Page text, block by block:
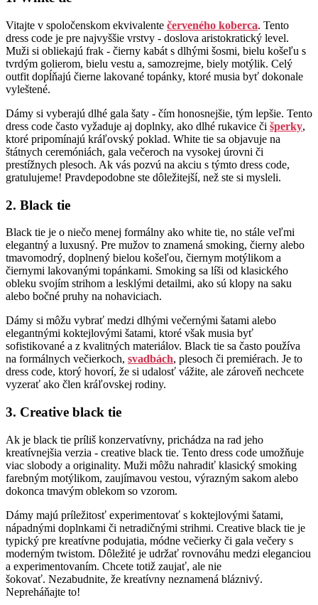
Vitajte v spoločenskom ekvivalente červeného koberca. Tento
dress code je pre najvyššie vrstvy - doslova aristokratický level.
Muži si obliekajú frak - čierny kabát s dlhými šosmi, bielu košeľu s
tvrdým golierom, bielu vestu a, samozrejme, biely motýlik. Celý
outfit dopĺňajú čierne lakované topánky, ktoré musia byť dokonale
vyleštené.
Dámy si vyberajú dlhé gala šaty - čím honosnejšie, tým lepšie. Tento
dress code často vyžaduje aj doplnky, ako dlhé rukavice či šperky,
ktoré pripomínajú kráľovský poklad. White tie sa objavuje na
štátnych ceremóniách, gala večeroch na vysokej úrovni či
prestížnych plesoch. Ak vás pozvú na akciu s týmto dress code,
gratulujeme! Pravdepodobne ste dôležitejší, než ste si mysleli.
2. Black tie
Black tie je o niečo menej formálny ako white tie, no stále veľmi
elegantný a luxusný. Pre mužov to znamená smoking, čierny alebo
tmavomodrý, doplnený bielou košeľou, čiernym motýlikom a
čiernymi lakovanými topánkami. Smoking sa líši od klasického
obleku svojím strihom a lesklými detailmi, ako sú klopy na saku
alebo bočné pruhy na nohaviciach.
Dámy si môžu vybrať medzi dlhými večernými šatami alebo
elegantnými koktejlovými šatami, ktoré však musia byť
sofistikované a z kvalitných materiálov. Black tie sa často používa
na formálnych večierkoch, svadbách, plesoch či premiérach. Je to
dress code, ktorý hovorí, že si udalosť vážite, ale zároveň nechcete
vyzerať ako člen kráľovskej rodiny.
3. Creative black tie
Ak je black tie príliš konzervatívny, prichádza na rad jeho
kreatívnejšia verzia - creative black tie. Tento dress code umožňuje
viac slobody a originality. Muži môžu nahradiť klasický smoking
farebným motýlikom, zaujímavou vestou, výrazným sakom alebo
dokonca tmavým oblekom so vzorom.
Dámy majú príležitosť experimentovať s koktejlovými šatami,
nápadnými doplnkami či netradičnými strihmi. Creative black tie je
typický pre kreatívne podujatia, módne večierky či gala večery s
moderným twistom. Dôležité je udržať rovnováhu medzi eleganciou
a experimentovaním. Chcete totiž zaujať, ale nie
šokovať. Nezabudnite, že kreatívny neznamená bláznivý.
Nepreháňajte to!